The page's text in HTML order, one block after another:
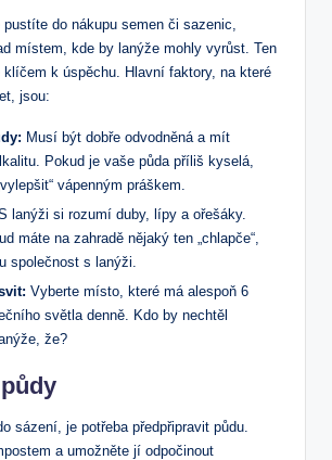
do nákupu semen či sazenic,
místem, kde by lanýže mohly vyrůst. Ten
klíčem k úspěchu. Hlavní faktory, na které
jsou:
Musí být dobře odvodněná a mít
Pokud je vaše půda příliš kyselá,
vápenným práškem.
lanýži si rozumí duby, lípy a ořešáky.
máte na zahradě nějaký ten „chlapče“,
společnost s lanýži.
Vyberte místo, které má alespoň 6
světla denně. Kdo by nechtěl
že?
sázení, je potřeba předpřipravit půdu.
a umožněte jí odpočinout